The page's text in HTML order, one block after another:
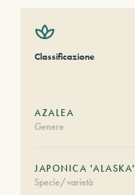
Classificazione
AZALEA
Genere
JAPONICA 'ALASKA'
Specie/varietà